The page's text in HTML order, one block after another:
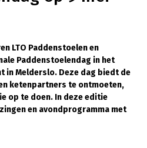
LTO Paddenstoelen en
Paddenstoelendag in het
in Melderslo. Deze dag biedt de
ketenpartners te ontmoeten,
op te doen. In deze editie
en avondprogramma met